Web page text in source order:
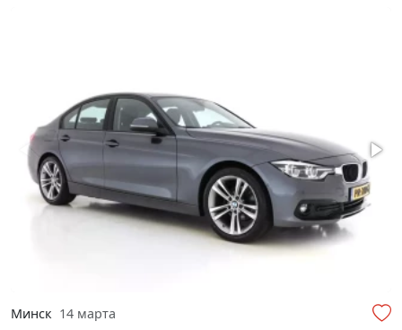
Минск 14 марта